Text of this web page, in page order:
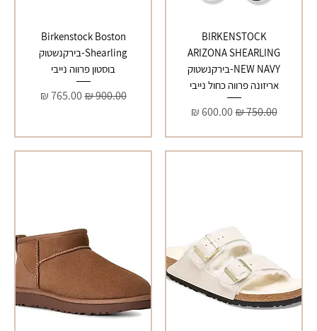
BIRKENSTOCK
ARIZONA SHEARLING
NEW NAVY-בירקנשטוק
אריזונה פרווה כחול נייבי
מחיר רגיל‏750.00 ‏₪ מחיר מבצע‏600.00 ‏₪
Birkenstock Boston
Shearling-בירקנשטוק
בוסטון פרווה נייבי
מחיר רגיל‏900.00 ‏₪ מחיר מבצע‏765.00 ‏₪